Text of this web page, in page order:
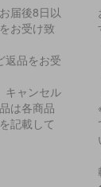
届後8日以
お受け致
返品をお受
キャンセル
は各商品
記載して